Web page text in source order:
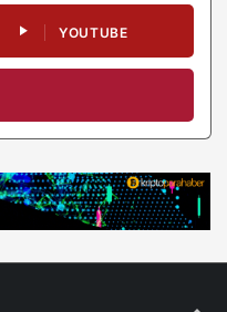
YOUTUBE